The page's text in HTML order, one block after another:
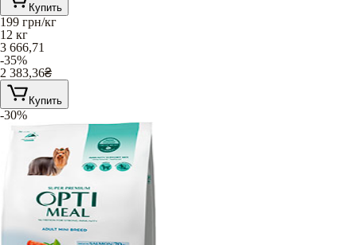
Купить
199 грн/кг
12 кг
3 666,71
-35%
2 383,36₴
Купить
-30%